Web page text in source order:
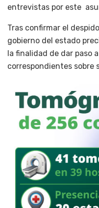
entrevistas por este
Tras confirmar el
gobierno del estado
la finalidad de dar paso
correspondientes sobre